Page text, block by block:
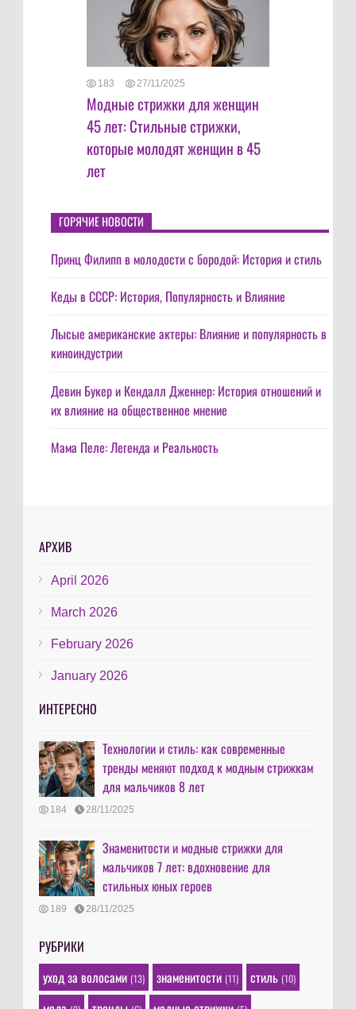
183 27/11/2025
Модные стрижки для женщин
45 лет: Стильные стрижки,
которые молодят женщин в 45
лет
ГОРЯЧИЕ НОВОСТИ
Принц Филипп в молодости с бородой: История и стиль
Кеды в СССР: История, Популярность и Влияние
Лысые американские актеры: Влияние и популярность в
киноиндустрии
Девин Букер и Кендалл Дженнер: История отношений и
их влияние на общественное мнение
Мама Пеле: Легенда и Реальность
АРХИВ
April 2026
March 2026
February 2026
January 2026
ИНТЕРЕСНО
Технологии и стиль: как современные
тренды меняют подход к модным стрижкам
для мальчиков 8 лет
184 28/11/2025
Знаменитости и модные стрижки для
мальчиков 7 лет: вдохновение для
стильных юных героев
189 28/11/2025
РУБРИКИ
уход за волосами (13) знаменитости (11) стиль (10)